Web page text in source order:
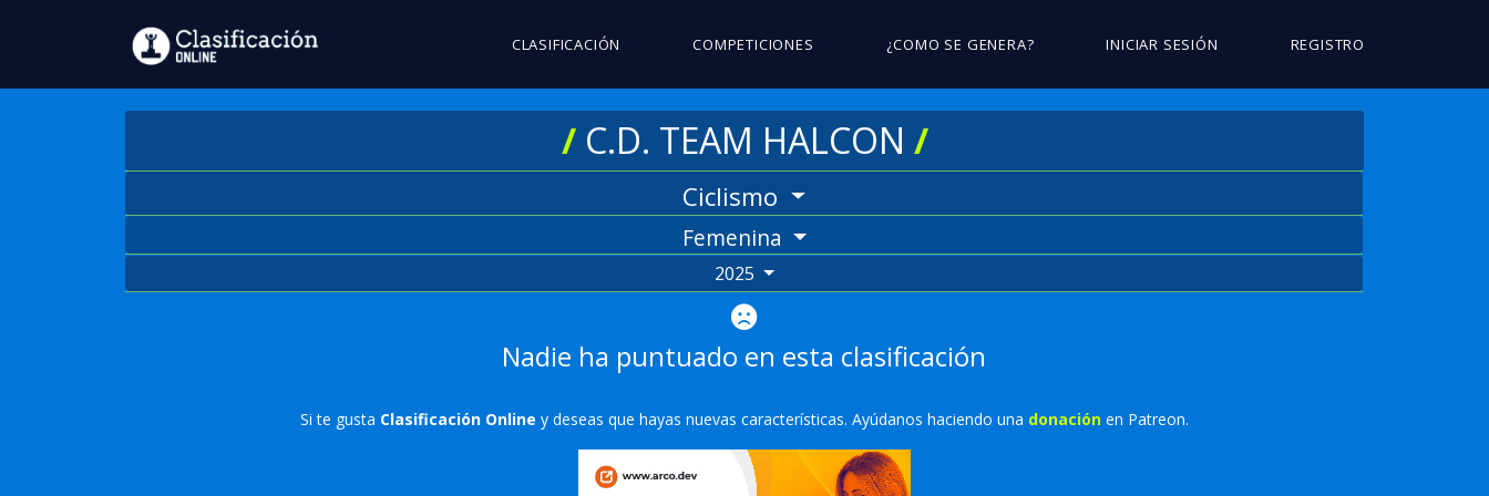
CLASIFICACIÓN COMPETICIONES ¿COMO SE GENERA? INICIAR SESIÓN REGISTRO
/C.D. TEAM HALCON /
Ciclismo
Femenina
2025
Nadie ha puntuado en esta clasificación
Si te gusta Clasificación Online y deseas que hayas nuevas características. Ayúdanos haciendo una donación en Patreon.